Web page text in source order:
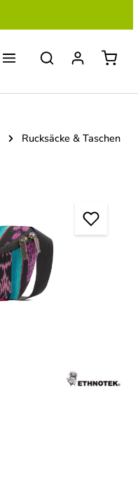
Rucksäcke & Taschen